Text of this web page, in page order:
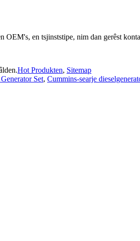
en tsjinststipe, nim dan gerêst
Hot Produkten, Sitemap
Set, Cummins-searje